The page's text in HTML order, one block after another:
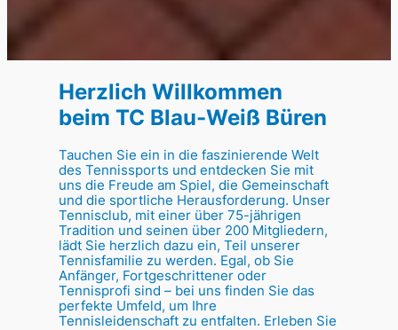
Herzlich Willkommen
beim TC Blau-Weiß Büren
Tauchen Sie ein in die faszinierende Welt
des Tennissports und entdecken Sie mit
uns die Freude am Spiel, die Gemeinschaft
und die sportliche Herausforderung. Unser
Tennisclub, mit einer über 75-jährigen
Tradition und seinen über 200 Mitgliedern,
lädt Sie herzlich dazu ein, Teil unserer
Tennisfamilie zu werden. Egal, ob Sie
Anfänger, Fortgeschrittener oder
Tennisprofi sind – bei uns finden Sie das
perfekte Umfeld, um Ihre
Tennisleidenschaft zu entfalten. Erleben Sie